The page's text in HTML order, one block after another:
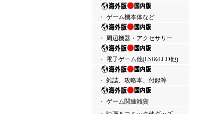
・ ゲーム機本体など
・ 周辺機器・アクセサリー
・ 電子ゲーム他(LSI&LCD他)
・ 雑誌、攻略本、付録等
・ ゲーム関連雑貨